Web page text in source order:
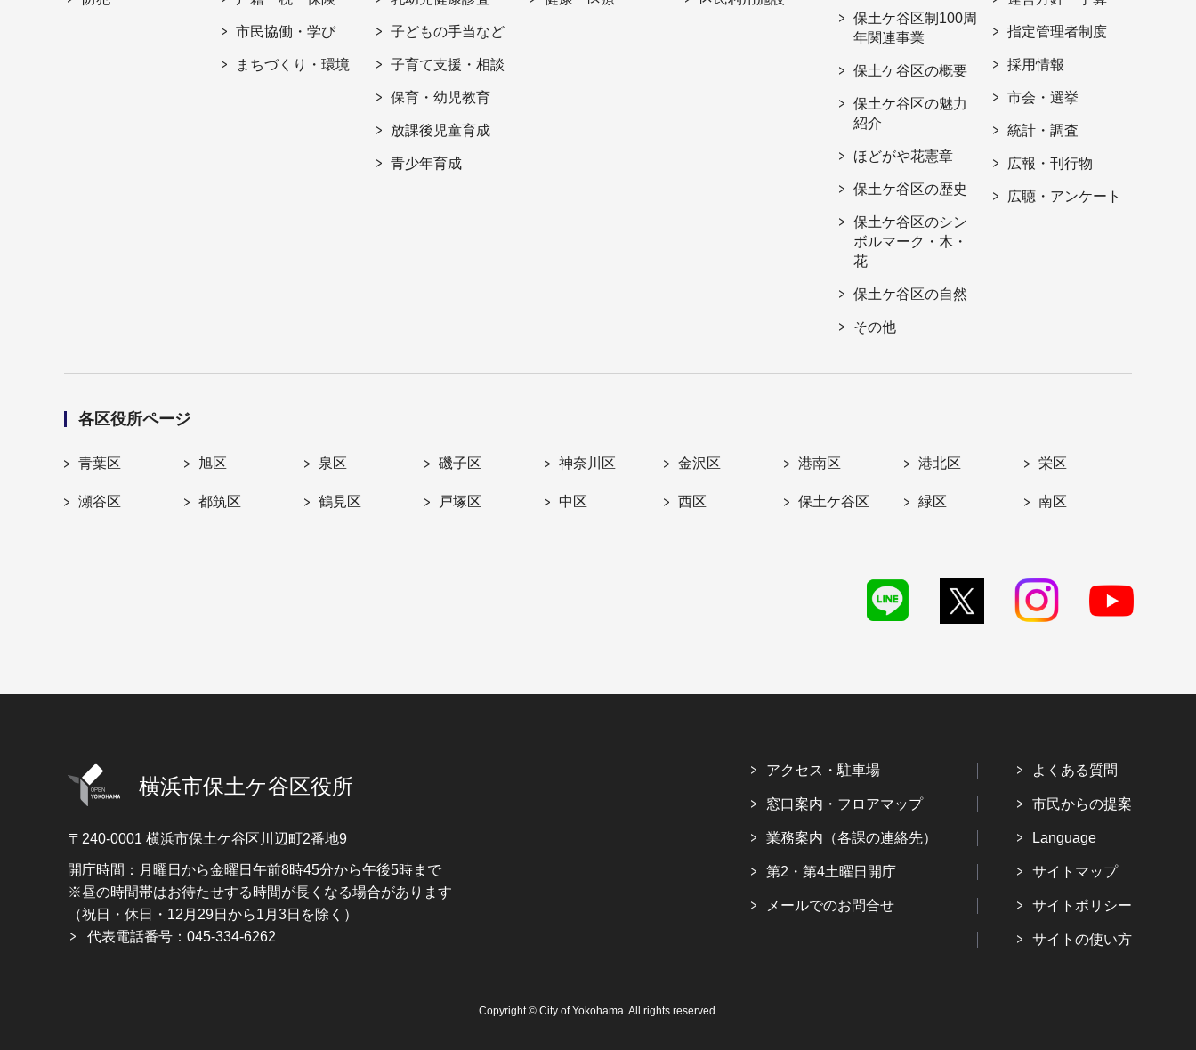
市民協働・学び
まちづくり・環境
子どもの手当など
子育て支援・相談
保育・幼児教育
放課後児童育成
青少年育成
保土ケ谷区制100周
年関連事業
保土ケ谷区の概要
保土ケ谷区の魅力
紹介
ほどがや花憲章
保土ケ谷区の歴史
保土ケ谷区のシン
ボルマーク・木・
花
保土ケ谷区の自然
その他
指定管理者制度
採用情報
市会・選挙
統計・調査
広報・刊行物
広聴・アンケート
各区役所ページ
青葉区 旭区 泉区 磯子区 神奈川区 金沢区 港南区 港北区 栄区
瀬谷区 都筑区 鶴見区 戸塚区 中区 西区 保土ケ谷区 緑区 南区
横浜市保土ケ谷区役所
〒240-0001 横浜市保土ケ谷区川辺町2番地9
開庁時間：月曜日から金曜日午前8時45分から午後5時まで
※昼の時間帯はお待たせする時間が長くなる場合があります
（祝日・休日・12月29日から1月3日を除く）
代表電話番号：045-334-6262
アクセス・駐車場
窓口案内・フロアマップ
業務案内（各課の連絡先）
第2・第4土曜日開庁
メールでのお問合せ
よくある質問
市民からの提案
Language
サイトマップ
サイトポリシー
サイトの使い方
Copyright © City of Yokohama. All rights reserved.